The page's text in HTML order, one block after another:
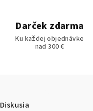
Darček zdarma
Ku každej objednávke
nad 300 €
Diskusia